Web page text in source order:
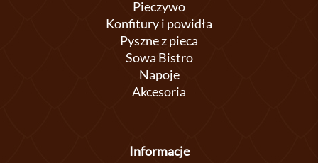
Pieczywo
Konfitury i powidła
Pyszne z pieca
Sowa Bistro
Napoje
Akcesoria
Informacje